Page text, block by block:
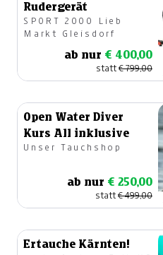
Rudergerät
SPORT 2000 Lieb
Markt Gleisdorf
ab nur € 400,00
statt€ 799,00
Open Water Diver
Kurs All inklusive
Unser Tauchshop
ab nur € 250,00
statt€ 499,00
Ertauche Kärnten!